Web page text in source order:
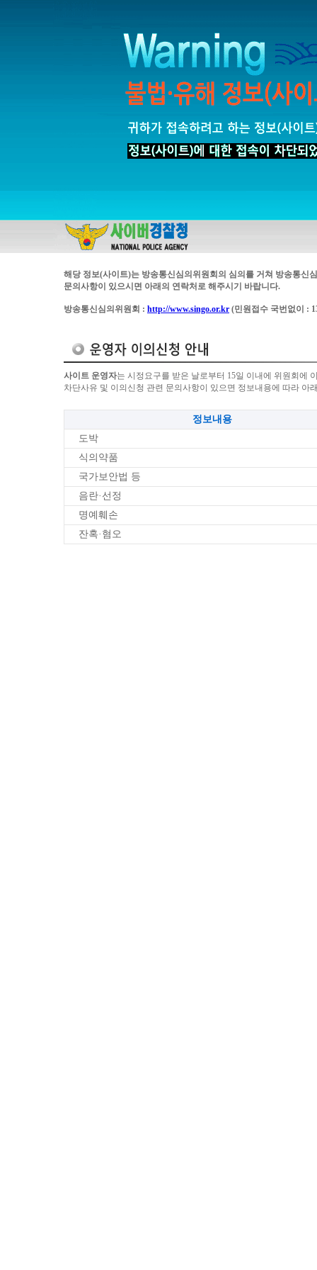
해당 정보(사이트)는 방송통신심의위원회의 심의를 거쳐 방송통신
문의사항이 있으시면 아래의 연락처로 해주시기 바랍니다.
방송통신심의위원회 : http://www.singo.or.kr (민원접수 국번없이 :
사이트 운영자는 시정요구를 받은 날로부터 15일 이내에 위원회에
차단사유 및 이의신청 관련 문의사항이 있으면 정보내용에 따라 아
정보내용
도박
식의약품
국가보안법 등
음란·선정
명예훼손
잔혹·혐오